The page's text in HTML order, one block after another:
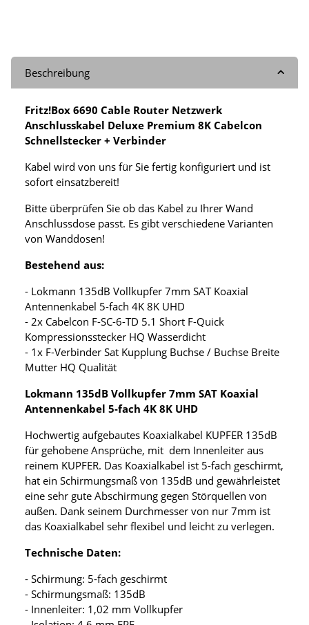
Beschreibung
Fritz!Box 6690 Cable Router Netzwerk
Anschlusskabel Deluxe Premium 8K Cabelcon
Schnellstecker + Verbinder
Kabel wird von uns für Sie fertig konfiguriert und ist
sofort einsatzbereit!
Bitte überprüfen Sie ob das Kabel zu Ihrer Wand
Anschlussdose passt. Es gibt verschiedene Varianten
von Wanddosen!
Bestehend aus:
- Lokmann 135dB Vollkupfer 7mm SAT Koaxial
Antennenkabel 5-fach 4K 8K UHD
- 2x Cabelcon F-SC-6-TD 5.1 Short F-Quick
Kompressionsstecker HQ Wasserdicht
- 1x F-Verbinder Sat Kupplung Buchse / Buchse Breite
Mutter HQ Qualität
Lokmann 135dB Vollkupfer 7mm SAT Koaxial
Antennenkabel 5-fach 4K 8K UHD
Hochwertig aufgebautes Koaxialkabel KUPFER 135dB
für gehobene Ansprüche, mit dem Innenleiter aus
reinem KUPFER. Das Koaxialkabel ist 5-fach geschirmt,
hat ein Schirmungsmaß von 135dB und gewährleistet
eine sehr gute Abschirmung gegen Störquellen von
außen. Dank seinem Durchmesser von nur 7mm ist
das Koaxialkabel sehr flexibel und leicht zu verlegen.
Technische Daten:
- Schirmung: 5-fach geschirmt
- Schirmungsmaß: 135dB
- Innenleiter: 1,02 mm Vollkupfer